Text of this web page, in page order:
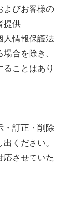
よびお客様の
提供
人情報保護法
合を除き、
ることはあり
・訂正・削除
ください。
応させていた